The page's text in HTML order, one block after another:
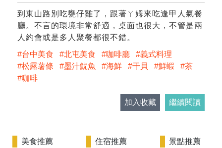
到東山路別吃甕仔雞了，跟著ㄚ姆來吃逢甲人氣餐
廳。不言的環境非常舒適，桌面也很大，不管是兩
人約會或是多人聚餐都很不錯。
台中美食
北屯美食 咖啡廳
義式料理
松露薯條
墨汁魷魚 海鮮 干貝 鮮蝦
茶
咖啡
加入收藏 繼續閱讀
美食推薦
住宿推薦
景點推薦